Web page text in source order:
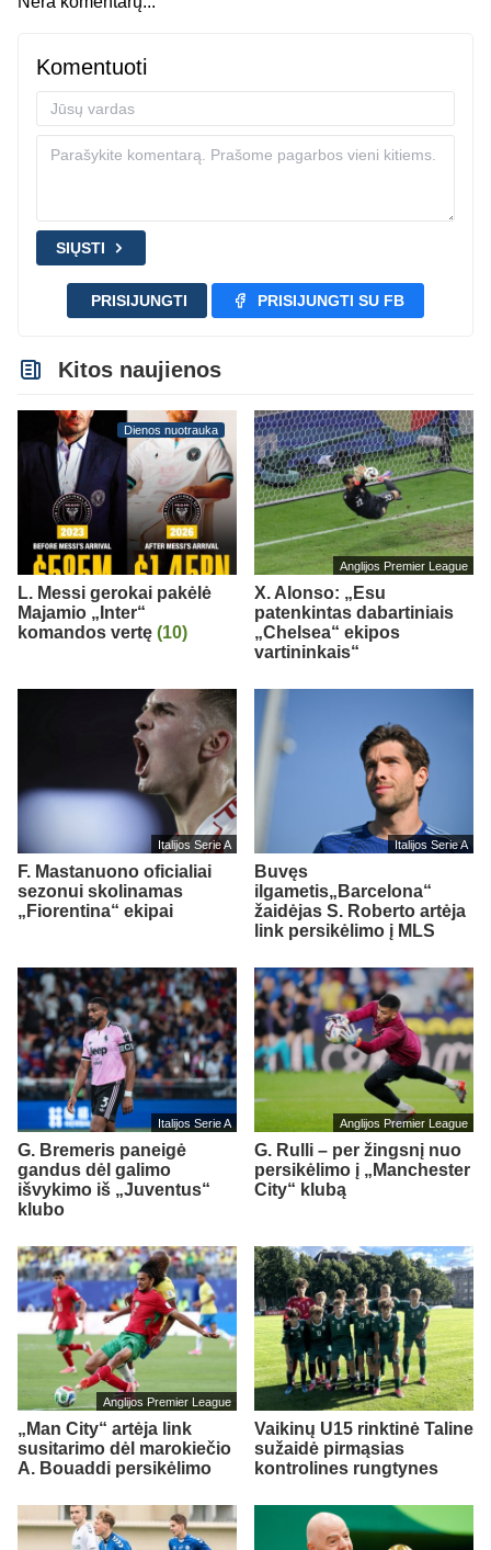
Komentuoti
SIŲSTI
PRISIJUNGTI PRISIJUNGTI SU FB
Kitos naujienos
Dienos nuotrauka
L. Messi gerokai pakėlė
Majamio „Inter“
komandos vertę (10)
Anglijos Premier League
X. Alonso: „Esu
patenkintas dabartiniais
„Chelsea“ ekipos
vartininkais“
Italijos Serie A
F. Mastanuono oficialiai
sezonui skolinamas
„Fiorentina“ ekipai
Italijos Serie A
Buvęs
ilgametis„Barcelona“
žaidėjas S. Roberto artėja
link persikėlimo į MLS
Italijos Serie A
G. Bremeris paneigė
gandus dėl galimo
išvykimo iš „Juventus“
klubo
Anglijos Premier League
G. Rulli – per žingsnį nuo
persikėlimo į „Manchester
City“ klubą
Anglijos Premier League
„Man City“ artėja link
susitarimo dėl marokiečio
A. Bouaddi persikėlimo
Vaikinų U15 rinktinė Taline
sužaidė pirmąsias
kontrolines rungtynes